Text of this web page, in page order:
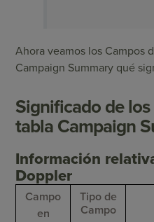
Ahora veamos los Campos
Campaign Summary qué
Significado de
tabla Campaign
Información
Doppler
Campo
en
Tipo de
Campo